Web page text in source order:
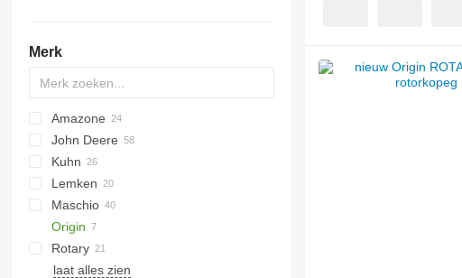
Merk
Multivator
8
Amazone
KE
KG
U-series
Z-series
ROTANET
Rotarystar
GF
Transformer
John Deere
M-series
3000
Kuhn
HR
HRB
NG
Qualidisc
Lemken
Zirkon
Maschio
DC
DM
KR
Origin
Fox
Lion
Corvus
PKE
Rotary
FPM RD 300
laat alles zien